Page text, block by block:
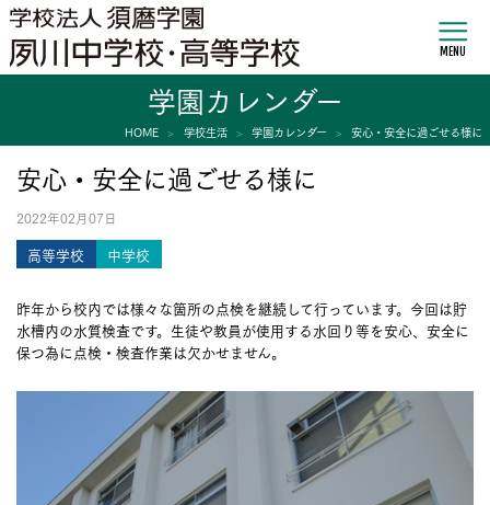
MENU
学園カレンダー
HOME 学校生活 学園カレンダー 安心・安全に過ごせる様に
安心・安全に過ごせる様に
2022年02月07日
高等学校 中学校
昨年から校内では様々な箇所の点検を継続して行っています。今回は貯
水槽内の水質検査です。生徒や教員が使用する水回り等を安心、安全に
保つ為に点検・検査作業は欠かせません。